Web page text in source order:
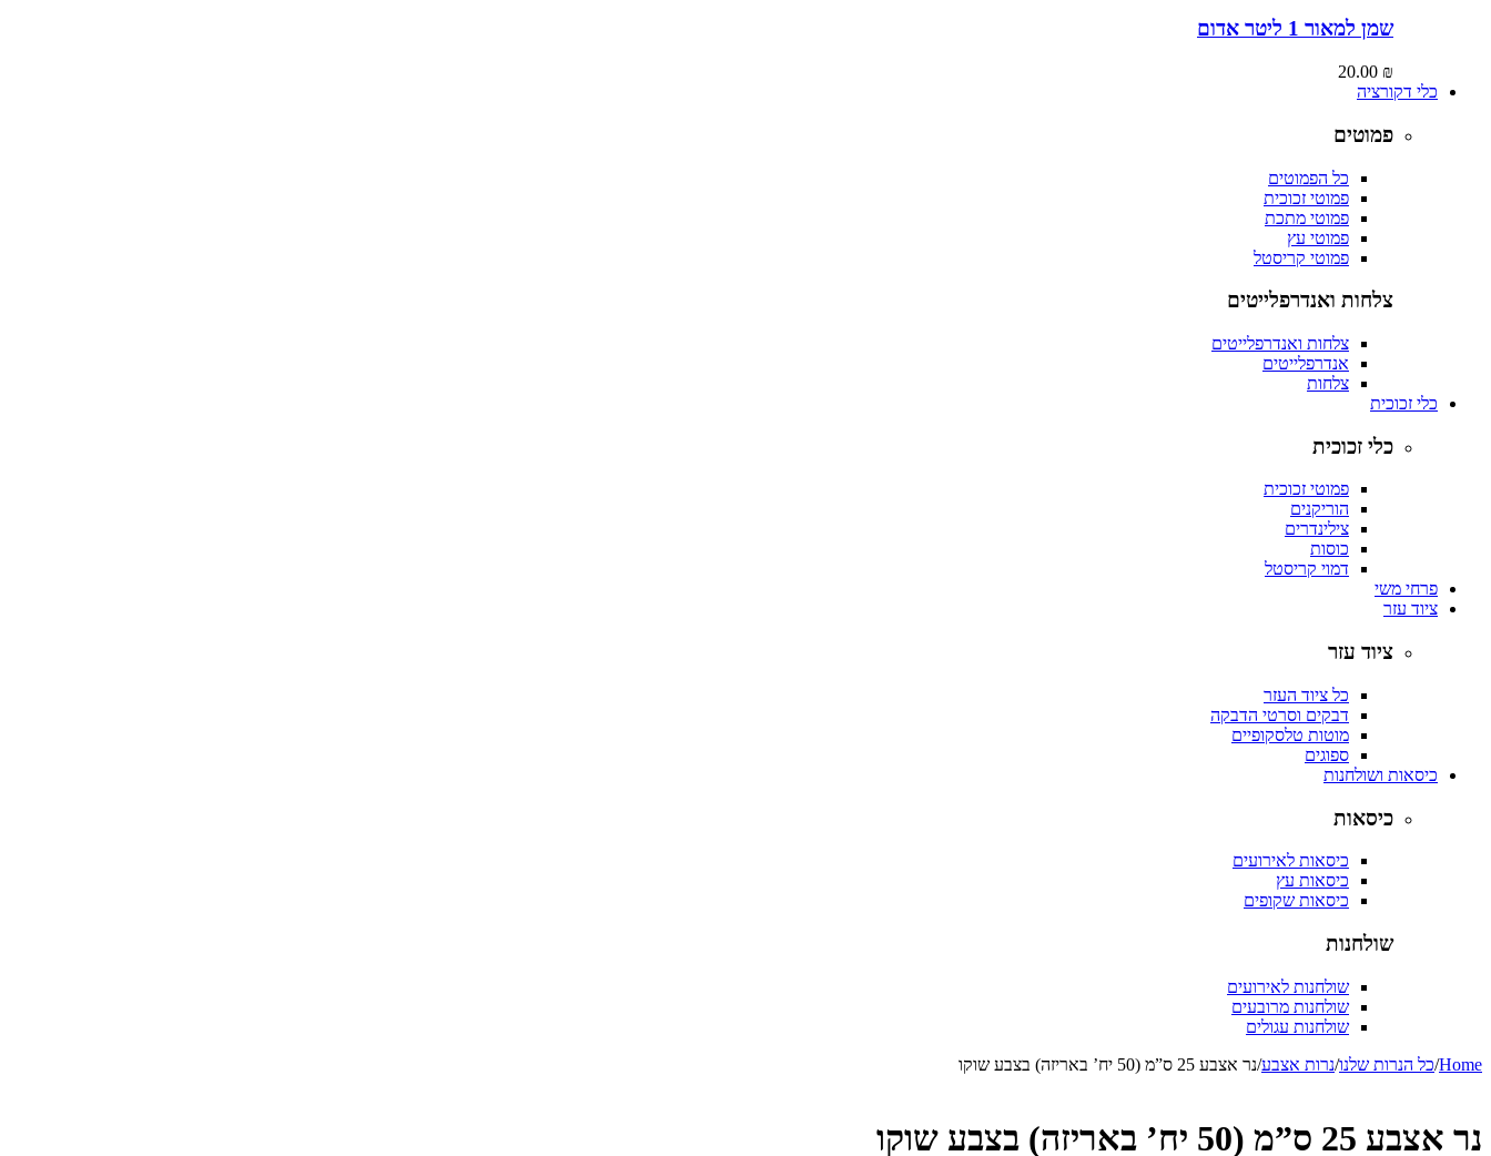
שמן למאור 1 ליטר אדום
20.00 ₪
כלי דקורציה
פמוטים
כל הפמוטים
פמוטי זכוכית
פמוטי מתכת
פמוטי עץ
פמוטי קריסטל
צלחות ואנדרפלייטים
צלחות ואנדרפלייטים
אנדרפלייטים
צלחות
כלי זכוכית
כלי זכוכית
פמוטי זכוכית
הוריקנים
צילינדרים
כוסות
דמוי קריסטל
פרחי משי
ציוד עזר
ציוד עזר
כל ציוד העזר
דבקים וסרטי הדבקה
מוטות טלסקופיים
ספוגים
כיסאות ושולחנות
כיסאות
כיסאות לאירועים
כיסאות עץ
כיסאות שקופים
שולחנות
שולחנות לאירועים
שולחנות מרובעים
שולחנות עגולים
Home
/כל הנרות שלנו/נרות אצבע/נר אצבע 25 ס”מ (50 יח’ באריזה) בצבע שוקו
נר אצבע 25 ס”מ (50 יח’ באריזה) בצבע שוקו